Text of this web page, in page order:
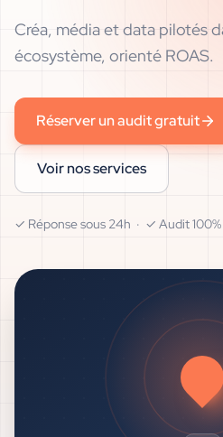
Créa, média et data pilotés
écosystème, orienté ROAS.
Réserver un audit gratuit
Voir nos services
✓ Réponse sous 24h · ✓ Audit